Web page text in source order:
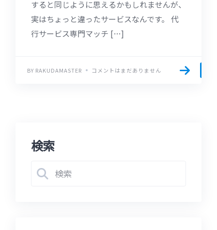
すると同じように思えるかもしれませんが、
実はちょっと違ったサービスなんです。 代
行サービス専門マッチ […]
BY RAKUDAMASTER コメントはまだありません
検索